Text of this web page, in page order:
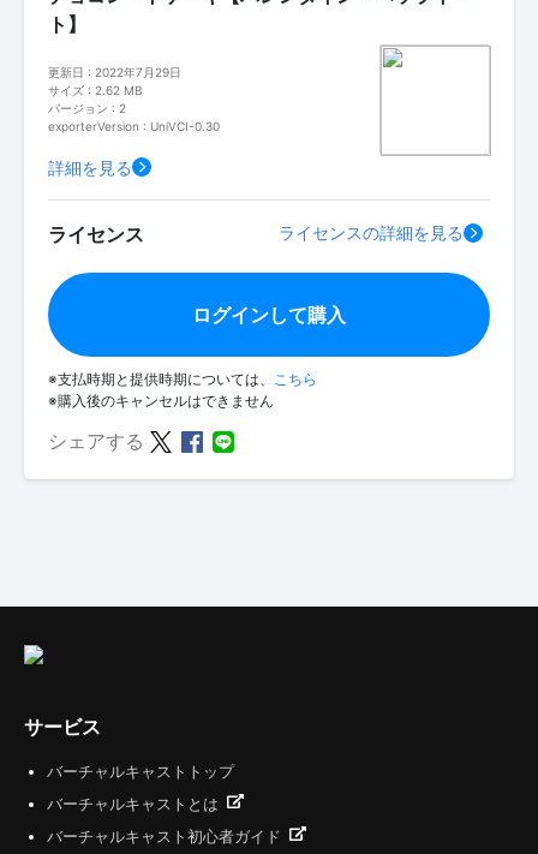
ト】
更新日 : 2022年7月29日
サイズ : 2.62 MB
バージョン : 2
exporterVersion : UniVCI-0.30
詳細を見る
ライセンス ライセンスの詳細を見る
ログインして購入
※支払時期と提供時期については、 こちら
※購入後のキャンセルはできません
シェアする
サービス
バーチャルキャストトップ
バーチャルキャストとは
バーチャルキャスト初心者ガイド